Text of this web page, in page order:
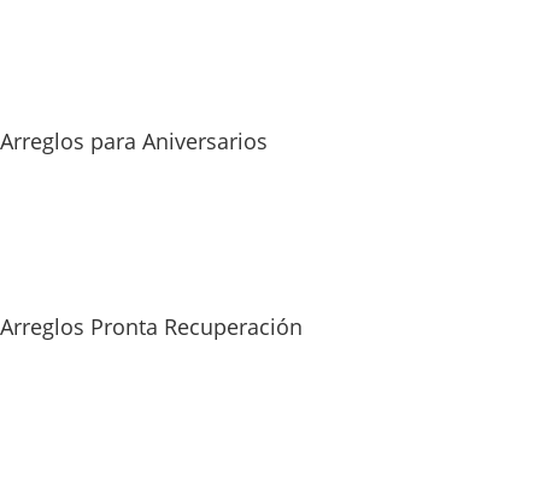
Arreglos para Aniversarios
Arreglos Pronta Recuperación